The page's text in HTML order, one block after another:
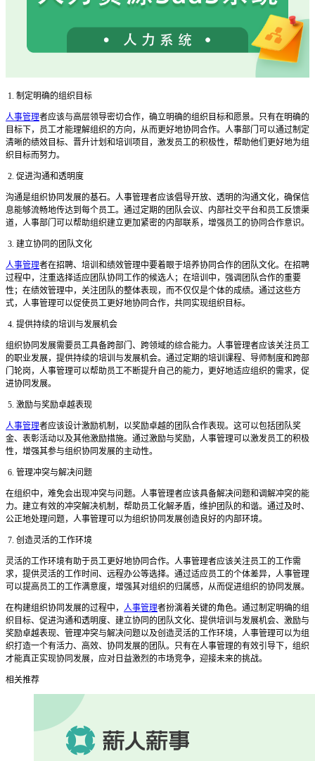
1. 制定明确的组织目标
人事管理者应该与高层领导密切合作，确立明确的组织目标和愿景。只有在明确的
目标下，员工才能理解组织的方向，从而更好地协同合作。人事部门可以通过制定
清晰的绩效目标、晋升计划和培训项目，激发员工的积极性，帮助他们更好地为组
织目标而努力。
2. 促进沟通和透明度
沟通是组织协同发展的基石。人事管理者应该倡导开放、透明的沟通文化，确保信
息能够流畅地传达到每个员工。通过定期的团队会议、内部社交平台和员工反馈渠
道，人事部门可以帮助组织建立更加紧密的内部联系，增强员工的协同合作意识。
3. 建立协同的团队文化
人事管理者在招聘、培训和绩效管理中要着眼于培养协同合作的团队文化。在招聘
过程中，注重选择适应团队协同工作的候选人；在培训中，强调团队合作的重要
性；在绩效管理中，关注团队的整体表现，而不仅仅是个体的成绩。通过这些方
式，人事管理可以促使员工更好地协同合作，共同实现组织目标。
4. 提供持续的培训与发展机会
组织协同发展需要员工具备跨部门、跨领域的综合能力。人事管理者应该关注员工
的职业发展，提供持续的培训与发展机会。通过定期的培训课程、导师制度和跨部
门轮岗，人事管理可以帮助员工不断提升自己的能力，更好地适应组织的需求，促
进协同发展。
5. 激励与奖励卓越表现
人事管理者应该设计激励机制，以奖励卓越的团队合作表现。这可以包括团队奖
金、表彰活动以及其他激励措施。通过激励与奖励，人事管理可以激发员工的积极
性，增强其参与组织协同发展的主动性。
6. 管理冲突与解决问题
在组织中，难免会出现冲突与问题。人事管理者应该具备解决问题和调解冲突的能
力。建立有效的冲突解决机制，帮助员工化解矛盾，维护团队的和谐。通过及时、
公正地处理问题，人事管理可以为组织协同发展创造良好的内部环境。
7. 创造灵活的工作环境
灵活的工作环境有助于员工更好地协同合作。人事管理者应该关注员工的工作需
求，提供灵活的工作时间、远程办公等选择。通过适应员工的个体差异，人事管理
可以提高员工的工作满意度，增强其对组织的归属感，从而促进组织的协同发展。
在构建组织协同发展的过程中， 人事管理者扮演着关键的角色。通过制定明确的组
织目标、促进沟通和透明度、建立协同的团队文化、提供培训与发展机会、激励与
奖励卓越表现、管理冲突与解决问题以及创造灵活的工作环境，人事管理可以为组
织打造一个有活力、高效、协同发展的团队。只有在人事管理的有效引导下，组织
才能真正实现协同发展，应对日益激烈的市场竞争，迎接未来的挑战。
相关推荐